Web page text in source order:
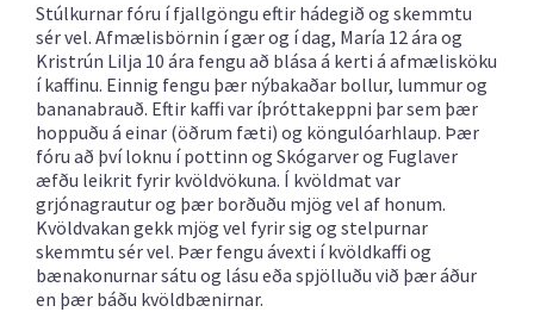
Stúlkurnar fóru í fjallgöngu eftir hádegið og skemmtu
sér vel. Afmælisbörnin í gær og í dag, María 12 ára og
Kristrún Lilja 10 ára fengu að blása á kerti á afmælisköku
í kaffinu. Einnig fengu þær nýbakaðar bollur, lummur og
bananabrauð. Eftir kaffi var íþróttakeppni þar sem þær
hoppuðu á einar (öðrum fæti) og köngulóarhlaup. Þær
fóru að því loknu í pottinn og Skógarver og Fuglaver
æfðu leikrit fyrir kvöldvökuna. Í kvöldmat var
grjónagrautur og þær borðuðu mjög vel af honum.
Kvöldvakan gekk mjög vel fyrir sig og stelpurnar
skemmtu sér vel. Þær fengu ávexti í kvöldkaffi og
bænakonurnar sátu og lásu eða spjölluðu við þær áður
en þær báðu kvöldbænirnar.